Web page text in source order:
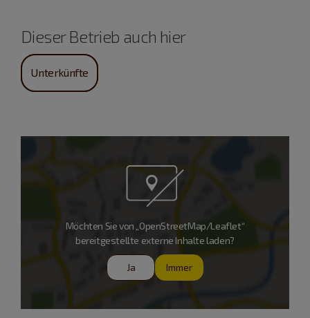
Dieser Betrieb auch hier
Unterkünfte
Möchten Sie von „OpenStreetMap/Leaflet“
bereitgestellte externe Inhalte laden?
Ja Immer